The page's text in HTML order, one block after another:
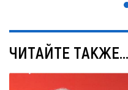
ЧИТАЙТЕ ТАКЖЕ...